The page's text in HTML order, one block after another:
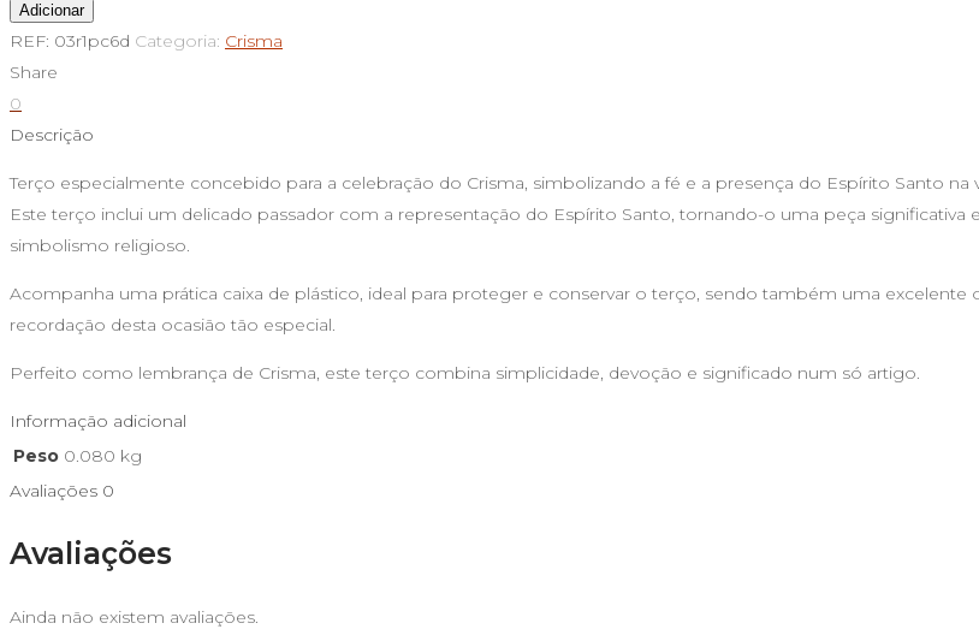
Quantidade
de
Terço
do
Crisma
Adicionar
REF: 03r1pc6d Categoria: Crisma
Share
0
Descrição
Terço especialmente concebido para a celebração do Crisma, simbolizando a fé e a presença do Espírito Santo na
Este terço inclui um delicado passador com a representação do Espírito Santo, tornando-o uma peça significativa
simbolismo religioso.
Acompanha uma prática caixa de plástico, ideal para proteger e conservar o terço, sendo também uma excelente
recordação desta ocasião tão especial.
Perfeito como lembrança de Crisma, este terço combina simplicidade, devoção e significado num só artigo.
Informação adicional
Peso 0.080 kg
Avaliações 0
Avaliações
Ainda não existem avaliações.